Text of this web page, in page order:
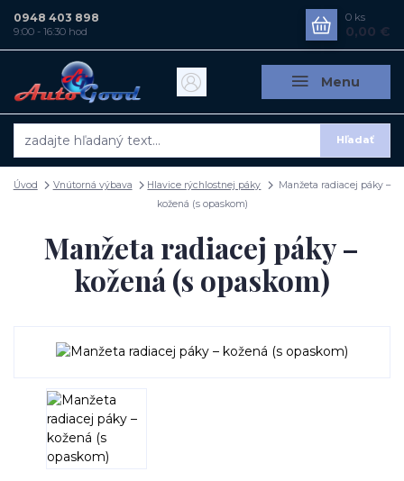
Menu
Hľadať
0948 403 898
9:00 - 16:30 hod
0 ks
0,00 €
Úvod Vnútorná výbava Hlavice rýchlostnej páky
Manžeta radiacej páky –
kožená (s opaskom)
Manžeta radiacej páky –
kožená (s opaskom)